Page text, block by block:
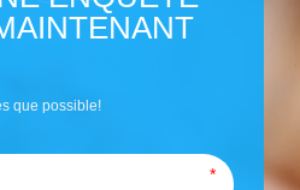
que possible!